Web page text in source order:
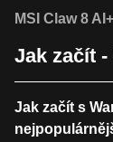
MSI Claw 8
Jak začít
Jak začít s